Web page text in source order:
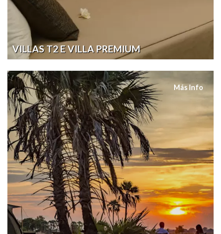
VILLAS T2 E VILLA PREMIUM
Más Info